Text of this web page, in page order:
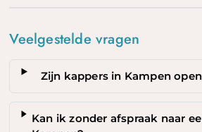
Veelgestelde vragen
Zijn kappers in Kampen
Kan ik zonder afspraak naar